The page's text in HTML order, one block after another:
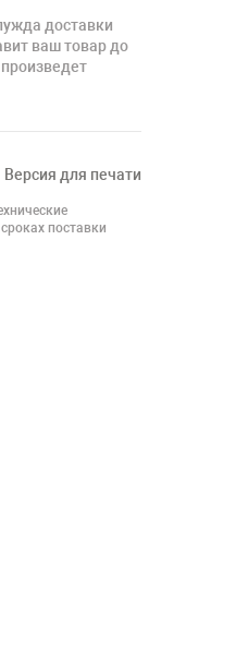
доставки
ваш товар до
Версия для печати
поставки